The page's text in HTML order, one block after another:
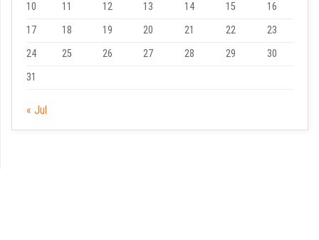
10
11 12 13 14 15
16
17
18 19 20 21 22
23
24
25 26 27 28 29
30
31
« Jul